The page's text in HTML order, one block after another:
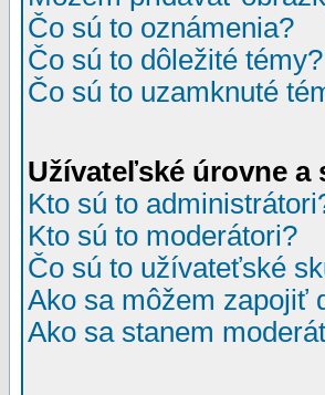
Čo sú to oznámenia?
Čo sú to dôležité témy?
Čo sú to uzamknuté
Užívateľské úrovne a
Kto sú to
Kto sú to moderátori?
Čo sú to užívateťské
Ako sa môžem zapojiť
Ako sa stanem